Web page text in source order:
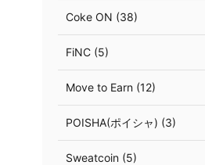
Coke ON (38)
FiNC (5)
Move to Earn (12)
POISHA(ポイシャ) (3)
Sweatcoin (5)